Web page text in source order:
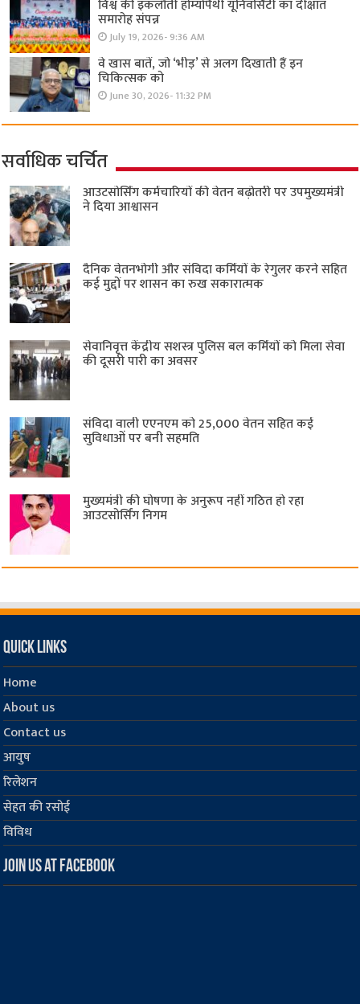
विश्व की इकलौती होम्योपैथी यूनिवर्सिटी का दीक्षांत
समारोह संपन्न
July 19, 2026- 9:36 AM
वे खास बातें, जो ‘भीड़’ से अलग दिखाती हैं इन
चिकित्सक को
June 30, 2026- 11:32 PM
सर्वाधिक चर्चित
आउटसोर्सिंग कर्मचारियों की वेतन बढ़ोतरी पर उपमुख्यमंत्री
ने दिया आश्वासन
दैनिक वेतनभोगी और संविदा कर्मियों के रेगुलर करने सहित
कई मुद्दों पर शासन का रुख सकारात्मक
सेवानिवृत्त केंद्रीय सशस्त्र पुलिस बल ​कर्मियों को मिला सेवा
की दूसरी पारी का अवसर
संविदा वाली एएनएम को 25,000 वेतन सहित कई
सुविधाओं पर बनी सहमति
मुख्यमंत्री की घोषणा के अनुरूप नहीं गठित हो रहा
आउटसोर्सिंग निगम
Quick Links
Home
About us
Contact us
आयुष
रिलेशन
सेहत की रसोई
विविध
Join us at Facebook